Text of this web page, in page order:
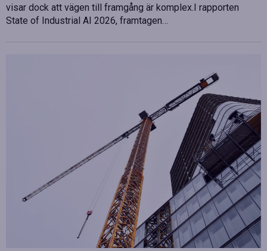
visar dock att vägen till framgång är komplex.I rapporten
State of Industrial AI 2026, framtagen…